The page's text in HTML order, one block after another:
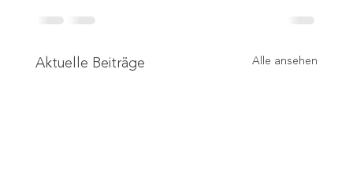
Aktuelle Beiträge Alle ansehen